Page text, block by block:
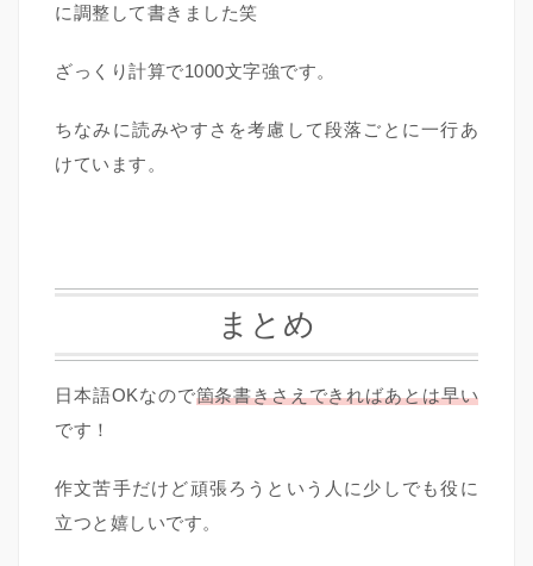
に調整して書きました笑
ざっくり計算で1000文字強です。
ちなみに読みやすさを考慮して段落ごとに一行あ
けています。
まとめ
日本語OKなので箇条書きさえできればあとは早い
です！
作文苦手だけど頑張ろうという人に少しでも役に
立つと嬉しいです。